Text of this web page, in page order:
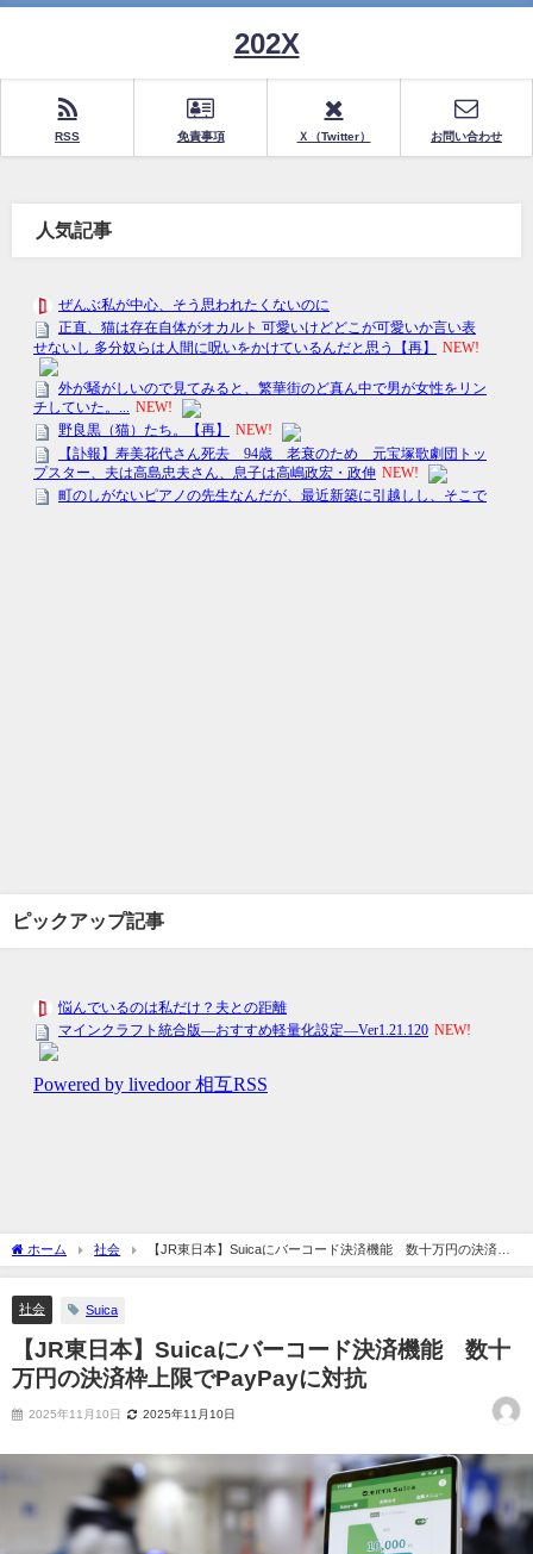
202X
RSS 免責事項 Ｘ（Twitter） お問い合わせ
人気記事
ピックアップ記事
ホーム 社会
【JR東日本】Suicaにバーコード決済機能 数十万円の決済枠
上限でPayPayに対抗
社会 Suica
【JR東日本】Suicaにバーコード決済機能 数十
万円の決済枠上限でPayPayに対抗
2025年11月10日 2025年11月10日